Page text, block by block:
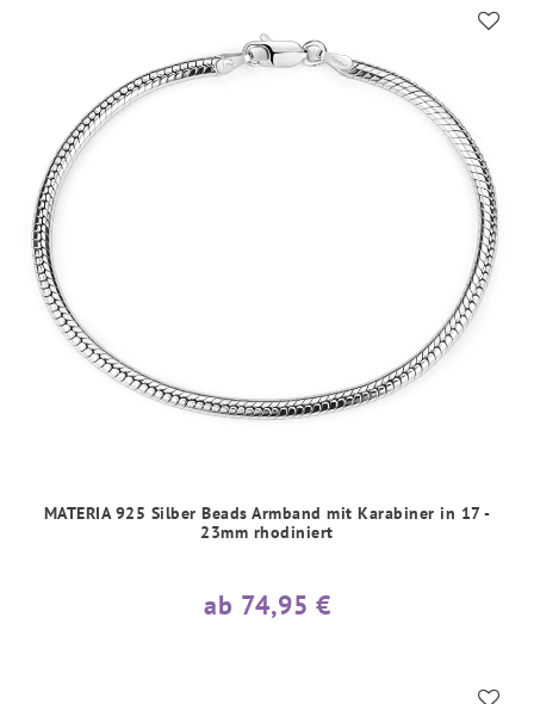
MATERIA 925 Silber Beads Armband mit Karabiner in 17 -
23mm rhodiniert
ab 74,95 €